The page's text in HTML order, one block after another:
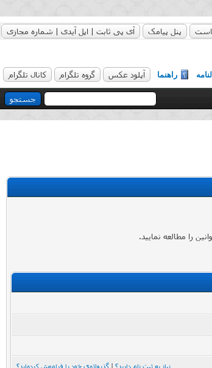
پنل پیامک آی پی ثابت | اپل آیدی | شماره مجازی
راهنما آپلود عکس گروه تلگرام کانال تلگرام
را مطالعه نمایید.
نیاز به ثبت نام دارید؟ | گذرواژه‌ی خود را فراموش کرده‌اید؟